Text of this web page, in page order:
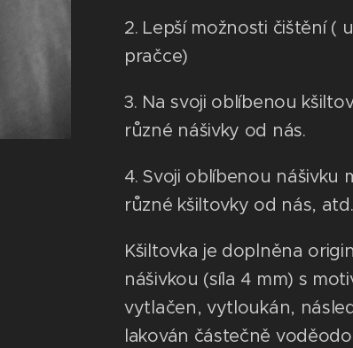
2. Lepší možnosti čištění (
pračce)
3. Na svoji oblíbenou
různé nášivky od nás.
4. Svoji oblíbenou nášivku
různé kšiltovky od nás, atd.
Kšiltovka je doplněna
nášivkou (síla 4 mm) s
vytlačen, vytloukán,
lakován částečně